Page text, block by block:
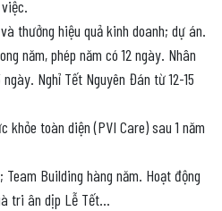
thưởng hiệu quả kinh doanh; dự án.
năm, phép năm có 12 ngày. Nhân
Nghỉ Tết Nguyên Đán từ 12-15
khỏe toàn diện (PVI Care) sau 1 năm
Building hàng năm. Hoạt động
tri ân dịp Lễ Tết…